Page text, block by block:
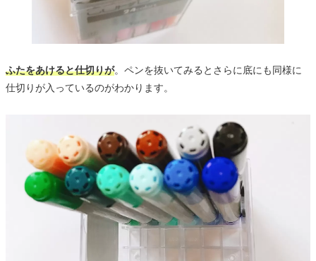
ふたをあけると仕切りが。ペンを抜いてみるとさらに底にも同様に
仕切りが入っているのがわかります。